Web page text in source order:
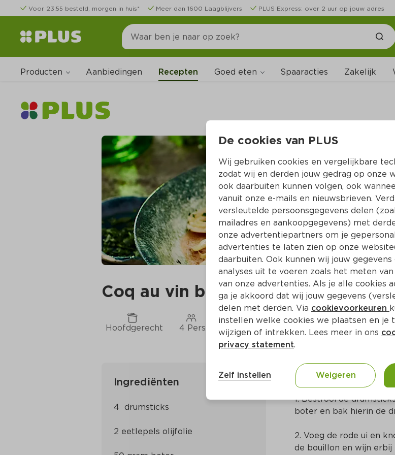
Voor 23:55 besteld, morgen in huis* Meer dan 1600 Laagblijvers PLUS Express: over 2 uur op jouw adres
Producten Aanbiedingen Recepten Goed eten Spaaracties Zakelijk
Coq au vin blanc met venkel en
Hoofdgerecht 4 Pers. Ca. 45 Min Frans
Ingrediënten
1. Bestrooi de
boter en bak hierin de
2. Voeg de rode ui en
de bouillon en wijn erbij
De cookies van PLUS
Wij gebruiken cookies en vergelijkbare
zodat wij en derden jouw gedrag op onze
ook daarbuiten kunnen volgen, ook
vanuit onze e-mails en nieuwsbrieven.
versleutelde persoonsgegevens delen
mailadres en aankoopgegevens) met
onze advertentiepartners om je
advertenties te laten zien op onze
daarbuiten. Ook kunnen wij jouw
analyses uit te voeren zoals het meten
van onze advertenties. Als je alle cookies
ga je akkoord dat wij jouw gegevens
delen met derden. Via cookievoorkeuren
instellen welke cookies we plaatsen en je
wijzigen of intrekken. Lees meer in ons
privacy statement.
Zelf instellen Weigeren